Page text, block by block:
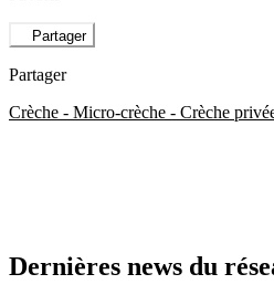
Partager
Partager
Crèche - Micro-crèche - Crèche
Dernières news du